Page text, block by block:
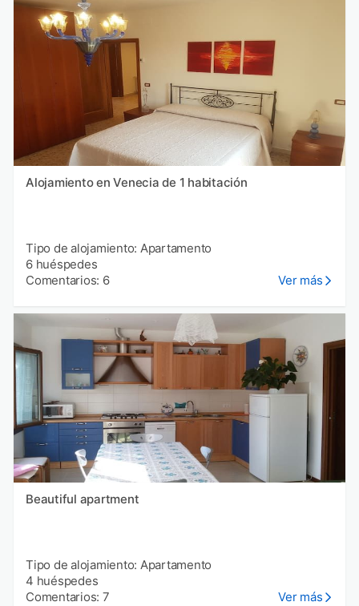
Alojamiento en Venecia de 1 habitación
Tipo de alojamiento: Apartamento
6 huéspedes
Comentarios: 6
Ver más
Beautiful apartment
Tipo de alojamiento: Apartamento
4 huéspedes
Comentarios: 7
Ver más